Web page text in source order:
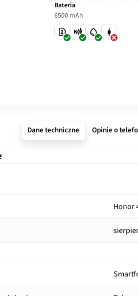
Bateria
6500 mAh
Dane techniczne Opinie o
Honor